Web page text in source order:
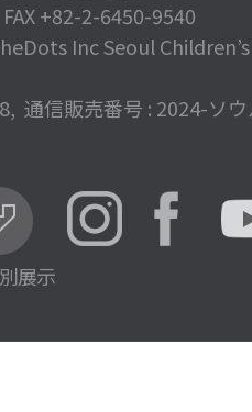
+82-2-6450-9540
Inc Seoul
通信販売番号 : 2024-ソ
展示